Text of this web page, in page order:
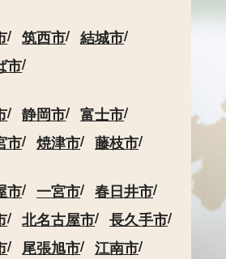
筑西市
結城市
市
静岡市
富士市
市
焼津市 藤枝市
市 一宮市
春日井市
北名古屋市
長久手市
尾張旭市
江南市